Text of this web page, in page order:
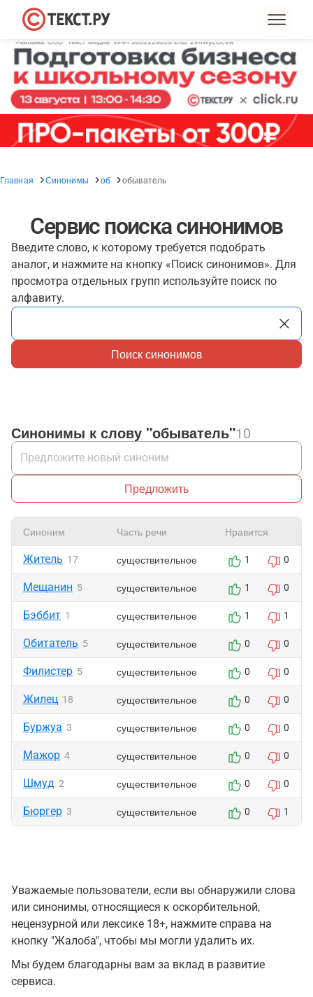
Главная Синонимы об обыватель
Сервис поиска синонимов
Введите слово, к которому требуется подобрать
аналог, и нажмите на кнопку «Поиск синонимов». Для
просмотра отдельных групп используйте поиск по
алфавиту.
Поиск синонимов
Синонимы к слову "обыватель"10
Предложить
Синоним Часть речи Нравится
Житель 17 существительное 1 0
Мещанин 5 существительное 1 0
Бэббит 1 существительное 1 1
Обитатель 5 существительное 0 0
Филистер 5 существительное 0 0
Жилец 18 существительное 0 0
Буржуа 3 существительное 0 0
Мажор 4 существительное 0 0
Шмуд 2 существительное 0 0
Бюргер 3 существительное 0 1
Уважаемые пользователи, если вы обнаружили слова
или синонимы, относящиеся к оскорбительной,
нецензурной или лексике 18+, нажмите справа на
кнопку "Жалоба", чтобы мы могли удалить их.
Мы будем благодарны вам за вклад в развитие
сервиса.